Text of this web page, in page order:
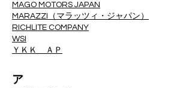
MAGO MOTORS JAPAN
MARAZZI（マラッツィ・ジャパン）
RICHLITE COMPANY
WSI
ＹＫＫ ＡＰ
ア